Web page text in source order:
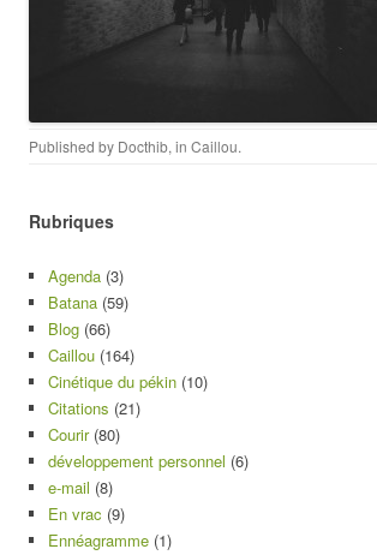
Published by Docthib, in Caillou.
Rubriques
Agenda (3)
Batana (59)
Blog (66)
Caillou (164)
Cinétique du pékin (10)
Citations (21)
Courir(80)
développement personnel (6)
e-mail (8)
En vrac (9)
Ennéagramme (1)